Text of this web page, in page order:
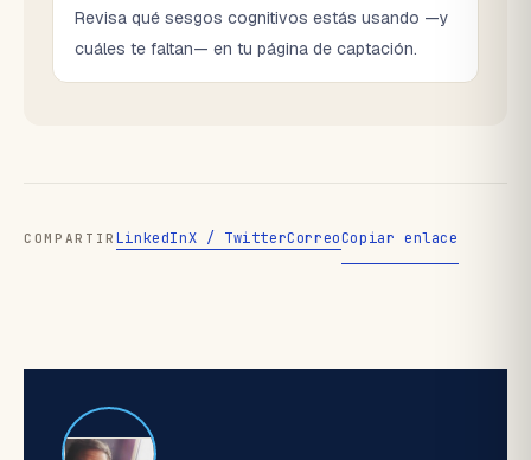
Revisa qué sesgos cognitivos estás usando —y
cuáles te faltan— en tu página de captación.
COMPARTIR LinkedInX / TwitterCorreoCopiar enlace